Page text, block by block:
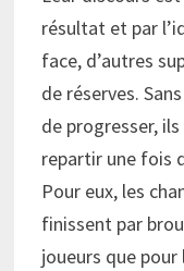
résultat et par
face, d’autres
de réserves.
de progresser,
repartir une fois
Pour eux, les
finissent par
joueurs que pour